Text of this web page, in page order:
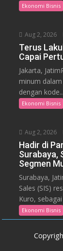
Ekonomi Bisnis
Aug 2, 2026
Terus
Capai
Jakarta,
minum
dengan kode...
Ekonomi Bisnis
Aug 2, 2026
Hadir di
Surabaya,
Segmen
Surabaya,
Sales (SIS)
Kuro,
Ekonomi Bisnis